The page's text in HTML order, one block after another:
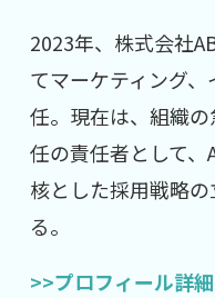
2023年、株式会社
てマーケティング
任。現在は、組織
任の責任者として、
核とした採用戦略
る。
>>プロフィール詳細